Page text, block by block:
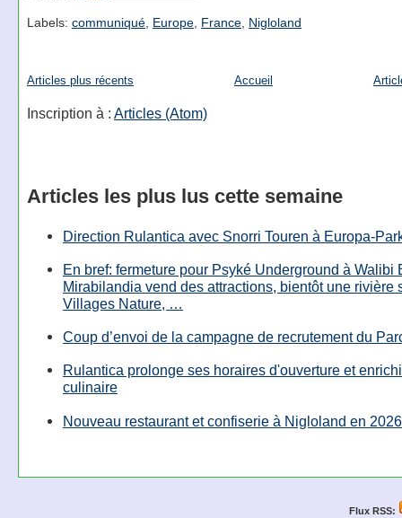
Labels: communiqué, Europe, France, Nigloland
Articles plus récents Accueil
Inscription à : Articles (Atom)
Articles les plus lus cette semaine
Direction Rulantica avec Snorri Touren à Europa-
En bref: fermeture pour Psyké Underground à Walibi
Mirabilandia vend des attractions, bientôt une rivière
Villages Nature, …
Coup d’envoi de la campagne de recrutement du
Rulantica prolonge ses horaires d'ouverture et
culinaire
Nouveau restaurant et confiserie à Nigloland en 2026
Flux RSS: